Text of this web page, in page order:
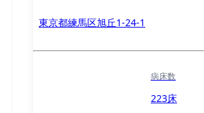
東京都練馬区旭丘1-24-1
病床数
223床